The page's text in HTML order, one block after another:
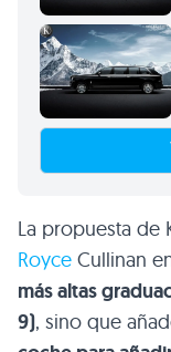
La propuesta de
Royce Cullinan
más altas
9), sino que